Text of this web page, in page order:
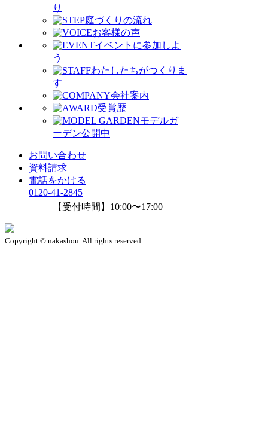
り
庭づくりの流れ
お客様の声
イベントに参加しよ
う
わたしたちがつくりま
す
会社案内
受賞歴
モデルガ
ーデン公開中
お問い合わせ
資料請求
電話をかける
0120-41-2845
【受付時間】10:00〜17:00
Copyright © nakashou. All rights reserved.